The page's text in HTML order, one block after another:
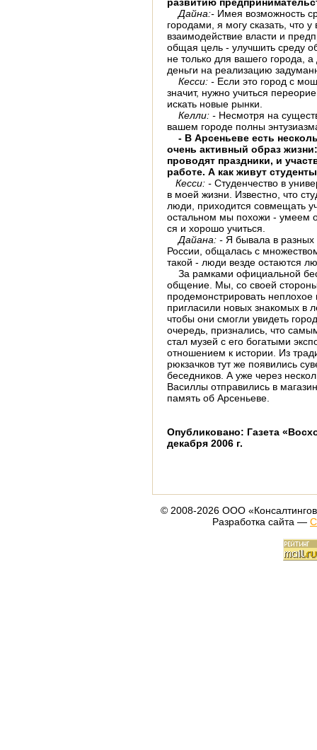
Дайна:- Имея возможность
города­ми, я могу сказать, что
взаимодействие власти и
общая цель - улучшить среду
не только для вашего города,
де­ньги на реализацию
Кесси: - Если это город с
значит, нужно учиться
искать новые рынки.
Келли: - Несмотря на
вашем горо­де полны
- В Арсеньеве есть
очень актив­ный образ
проводят праздники, и
работе. А как живут
Кесси: - Студенчество в
в моей жизни. Известно, что
люди, прихо­дится совмещать
остальном мы похожи - умеем
ся и хорошо учиться.
Дайана: - Я бывала в разных
России, обща­лась с
такой - люди везде остаются
За рамками официальной
общение. Мы, со своей
продемонстрировать
пригласили новых знакомых в
чтобы они смогли увидеть
очередь, признались, что
стал музей с его богатыми
отношением к истории. Из
рюкзачков тут же появи­лись
беседников. А уже через
Василлы отпра­вились в
память об Арсеньеве.
Опубликовано: Газета
декабря 2006 г.
© 2008-2026 ООО
Разработка сайта —